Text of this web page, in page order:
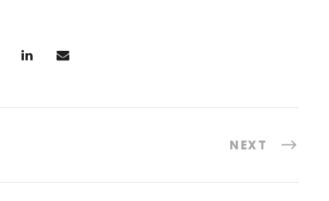
NEXT